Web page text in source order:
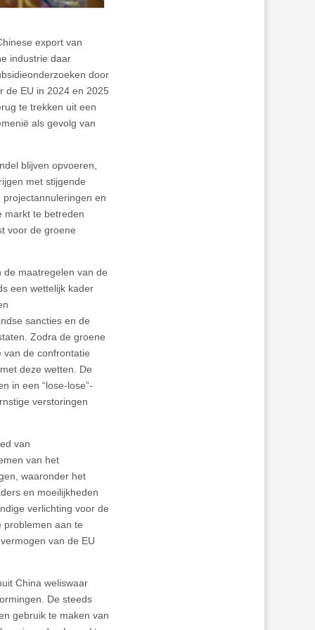
export van
industrie daar
door
de EU in 2024 en 2025
te trekken uit een
als gevolg van
blijven opvoeren,
met stijgende
projectannuleringen en
markt te betreden
voor de groene
de maatregelen van de
een wettelijk kader
sancties en de
Zodra de groene
van de confrontatie
deze wetten. De
in een “lose-lose”-
verstoringen
van
van het
waaronder het
en moeilijkheden
verlichting voor de
problemen aan te
van de EU
China weliswaar
De steeds
gebruik te maken van